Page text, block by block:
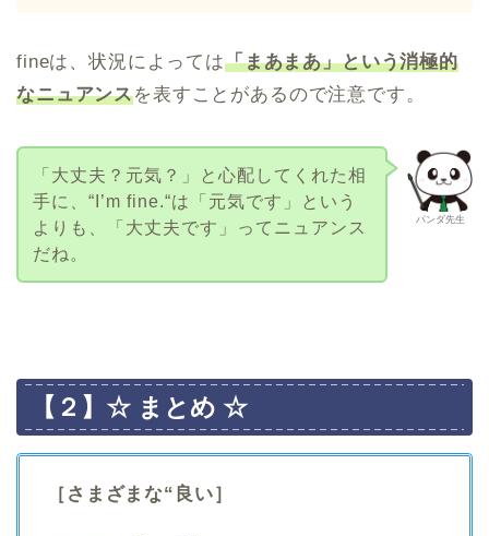
fineは、状況によっては「まあまあ」という消極的
なニュアンスを表すことがあるので注意です。
パンダ先生
「大丈夫？元気？」と心配してくれた相
手に、“I’m fine.“は「元気です」という
よりも、「大丈夫です」ってニュアンス
だね。
【２】☆ まとめ ☆
［さまざまな“良い］